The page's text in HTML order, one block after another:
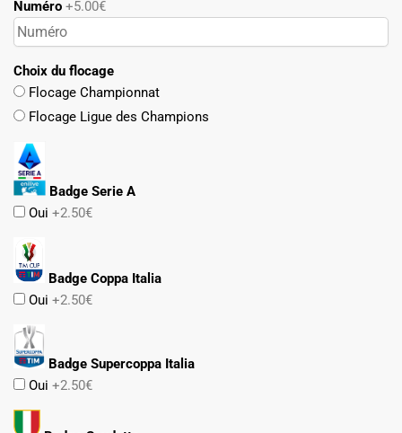
Numéro +5.00€
Choix du flocage
Flocage Championnat
Flocage Ligue des Champions
Badge Serie A
Oui +2.50€
Badge Coppa Italia
Oui +2.50€
Badge Supercoppa Italia
Oui +2.50€